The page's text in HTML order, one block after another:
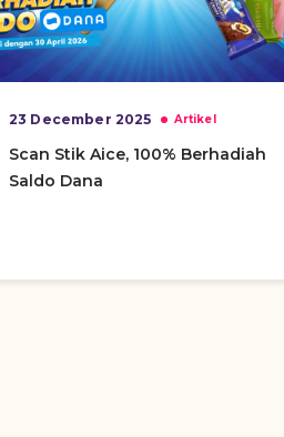
23 December 2025 Artikel
Scan Stik Aice, 100% Berhadiah
Saldo Dana